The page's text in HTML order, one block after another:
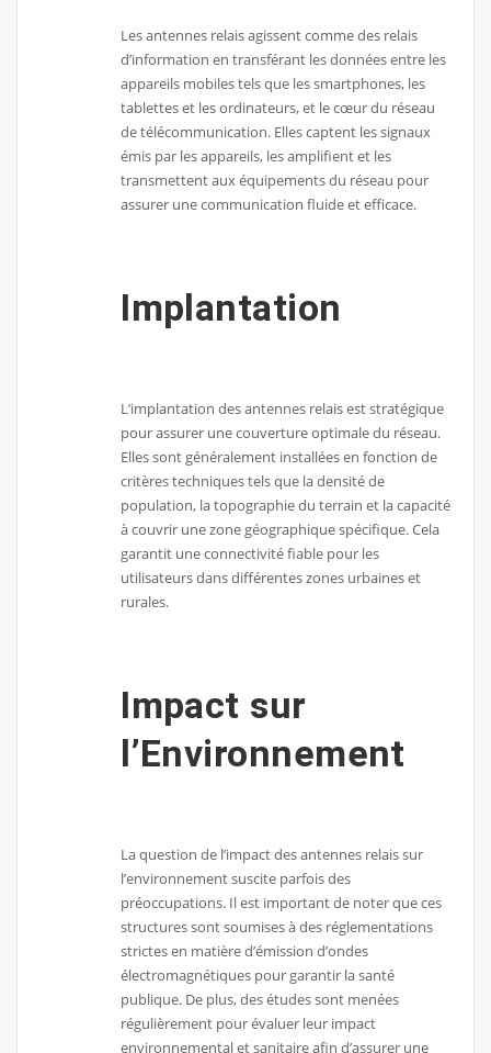
Les antennes relais agissent comme des relais
d’information en transférant les données entre les
appareils mobiles tels que les smartphones, les
tablettes et les ordinateurs, et le cœur du réseau
de télécommunication. Elles captent les signaux
émis par les appareils, les amplifient et les
transmettent aux équipements du réseau pour
assurer une communication fluide et efficace.
Implantation
L’implantation des antennes relais est stratégique
pour assurer une couverture optimale du réseau.
Elles sont généralement installées en fonction de
critères techniques tels que la densité de
population, la topographie du terrain et la capacité
à couvrir une zone géographique spécifique. Cela
garantit une connectivité fiable pour les
utilisateurs dans différentes zones urbaines et
rurales.
Impact sur
l’Environnement
La question de l’impact des antennes relais sur
l’environnement suscite parfois des
préoccupations. Il est important de noter que ces
structures sont soumises à des réglementations
strictes en matière d’émission d’ondes
électromagnétiques pour garantir la santé
publique. De plus, des études sont menées
régulièrement pour évaluer leur impact
environnemental et sanitaire afin d’assurer une